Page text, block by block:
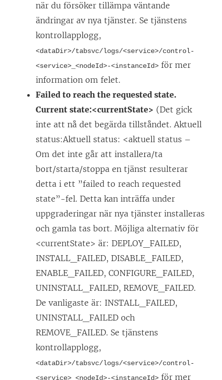
när du försöker tillämpa väntande
ändringar av nya tjänster. Se tjänstens
kontrollapplogg,
<dataDir>/tabsvc/logs/<service>/control-
<service>_<nodeId>-<instanceId> för mer
information om felet.
Failed to reach the requested state.
Current state:<currentState> (Det gick
inte att nå det begärda tillståndet. Aktuell
status:Aktuell status: <aktuell status –
Om det inte går att installera/ta
bort/starta/stoppa en tjänst resulterar
detta i ett ”failed to reach requested
state”-fel. Detta kan inträffa under
uppgraderingar när nya tjänster installeras
och gamla tas bort. Möjliga alternativ för
<currentState> är: DEPLOY_FAILED,
INSTALL_FAILED, DISABLE_FAILED,
ENABLE_FAILED, CONFIGURE_FAILED,
UNINSTALL_FAILED, REMOVE_FAILED.
De vanligaste är: INSTALL_FAILED,
UNINSTALL_FAILED och
REMOVE_FAILED. Se tjänstens
kontrollapplogg,
<dataDir>/tabsvc/logs/<service>/control-
<service>_<nodeId>-<instanceId> för mer